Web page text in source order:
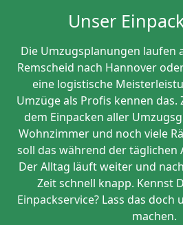
Unser
Die Umzugsplanungen laufen
Remscheid nach Hannover
eine logistische
Umzüge als Profis kennen
dem Einpacken aller
Wohnzimmer und noch viele
soll das während der
Der Alltag läuft weiter und
Zeit schnell knapp. Kennst
Einpackservice? Lass das
machen.